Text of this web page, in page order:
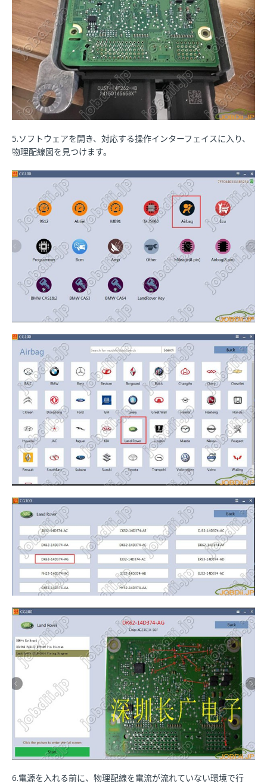
5.ソフトウェアを開き、対応する操作インターフェイスに入り、
物理配線図を見つけます。
6.電源を入れる前に、物理配線を電流が流れていない環境で行